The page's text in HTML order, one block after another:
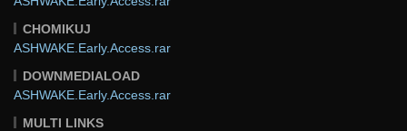
CHOMIKUJ
ASHWAKE.Early.Access.rar
DOWNMEDIALOAD
ASHWAKE.Early.Access.rar
MULTI LINKS